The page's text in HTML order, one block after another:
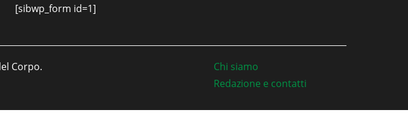
[sibwp_form id=1]
Corpo.
Chi siamo
Redazione e contatti